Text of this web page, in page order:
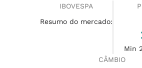
IBOVESPA
Resumo do mercado:
Min
CÂMBIO